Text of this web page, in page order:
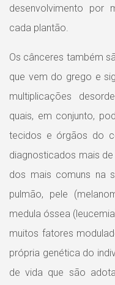
desenvolvimento por
cada plantão.
Os cânceres também
que vem do grego e
multiplicações
quais, em conjunto,
tecidos e órgãos do
diagnosticados mais
dos mais comuns na
pulmão, pele
medula óssea
muitos fatores
própria genética do
de vida que são